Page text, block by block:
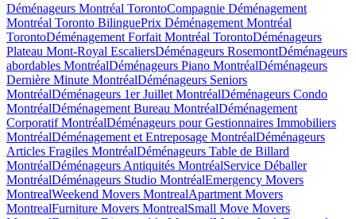
Déménageurs Montréal TorontoCompagnie Déménagement
Montréal Toronto BilinguePrix Déménagement Montréal
TorontoDéménagement Forfait Montréal TorontoDéménageurs
Plateau Mont-Royal EscaliersDéménageurs RosemontDéménageurs
abordables MontréalDéménageurs Piano MontréalDéménageurs
Dernière Minute MontréalDéménageurs Seniors
MontréalDéménageurs 1er Juillet MontréalDéménageurs Condo
MontréalDéménagement Bureau MontréalDéménagement
Corporatif MontréalDéménageurs pour Gestionnaires Immobiliers
MontréalDéménagement et Entreposage MontréalDéménageurs
Articles Fragiles MontréalDéménageurs Table de Billard
MontréalDéménageurs Antiquités MontréalService Déballer
MontréalDéménageurs Studio MontréalEmergency Movers
MontrealWeekend Movers MontrealApartment Movers
MontrealFurniture Movers MontrealSmall Move Movers